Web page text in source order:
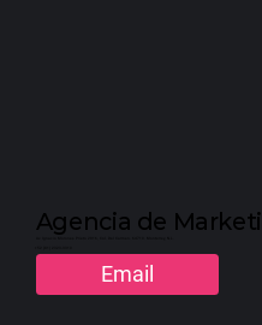
Agencia de
Email